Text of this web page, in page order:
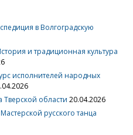
в Волгоградскую
и традиционная культура
исполнителей народных
области 20.04.2026
русского танца